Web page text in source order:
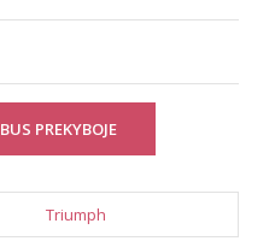
PREKYBOJE
Triumph